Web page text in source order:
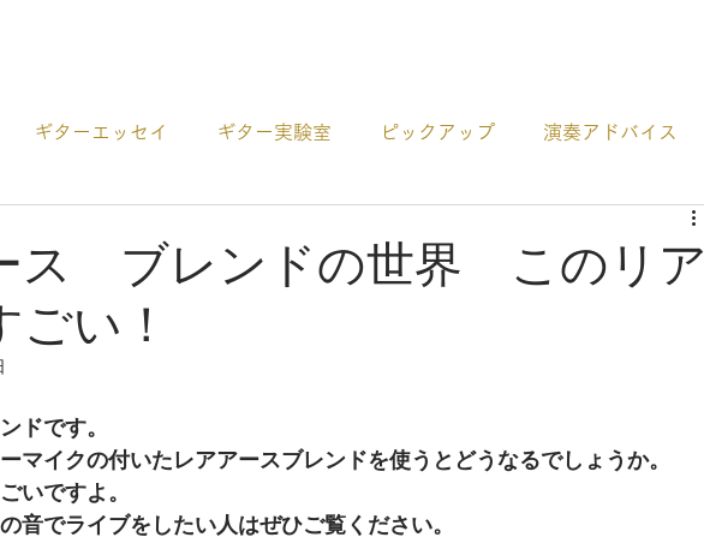
ギターエッセイ ギター実験室 ピックアップ 演奏アドバイス
ー
ス ブレンドの世界 このリア
い！
ドです。
マイクの付いたレアアースブレンドを使うとどうなるでしょうか。
いですよ。
音でライブをしたい人はぜひご覧ください。